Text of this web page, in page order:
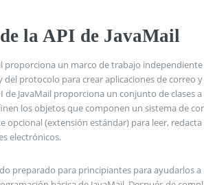
la API de JavaMail
proporciona un marco de trabajo independiente
del protocolo para crear aplicaciones de correo y
de JavaMail proporciona un conjunto de clases a
los objetos que componen un sistema de cor
opcional (extensión estándar) para leer, redacta
electrónicos.
preparado para principiantes para ayudarlos a